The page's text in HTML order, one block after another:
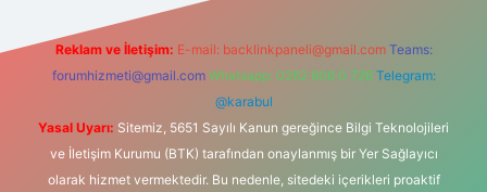
Reklam ve İletişim: E-mail: backlinkpaneli@gmail.com Teams:
forumhizmeti@gmail.com Whatsapp: 0262 606 0 726 Telegram:
@karabul
Yasal Uyarı: Sitemiz, 5651 Sayılı Kanun gereğince Bilgi Teknolojileri
ve İletişim Kurumu (BTK) tarafından onaylanmış bir Yer Sağlayıcı
olarak hizmet vermektedir. Bu nedenle, sitedeki içerikleri proaktif